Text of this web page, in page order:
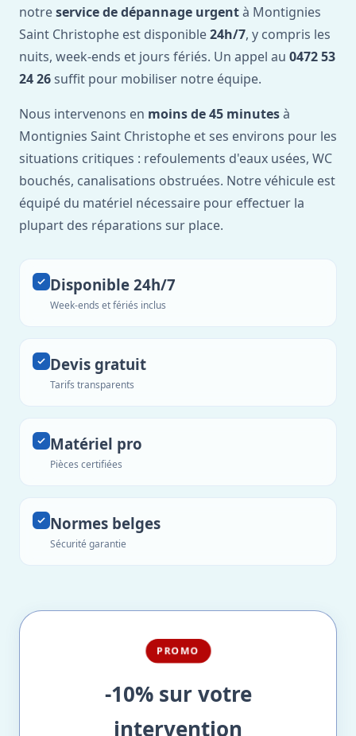
notreservice de dépannage urgentà Montignies
Saint Christophe est disponible24h/7, y compris les
nuits, week-ends et jours fériés. Un appel au 0472 53
24 26 suffit pour mobiliser notre équipe.
Nous intervenons en moins de 45 minutesà
Montignies Saint Christophe et ses environs pour les
situations critiques : refoulements d'eaux usées, WC
bouchés, canalisations obstruées. Notre véhicule est
équipé du matériel nécessaire pour effectuer la
plupart des réparations sur place.
Disponible 24h/7
Week-ends et fériés inclus
Devis gratuit
Tarifs transparents
Matériel pro
Pièces certifiées
Normes belges
Sécurité garantie
PROMO
-10% sur votre
intervention